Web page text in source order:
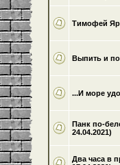
Тимофей
Выпить и
...И море
Панк по-
24.04.2021)
Два часа в